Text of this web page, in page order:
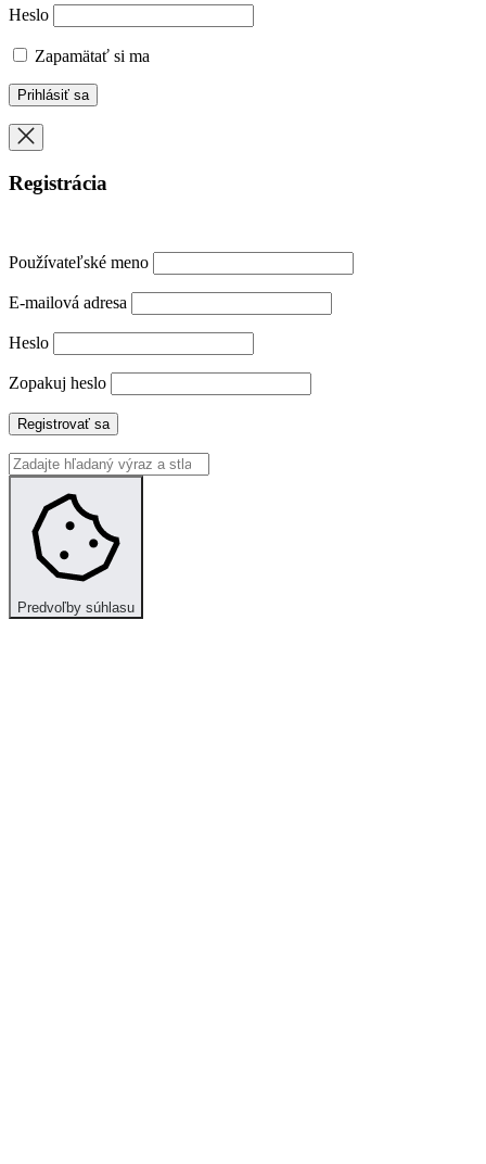
Heslo
Zapamätať si ma
Registrácia
Používateľské meno
E-mailová adresa
Heslo
Zopakuj heslo
Registrovať sa
Predvoľby súhlasu